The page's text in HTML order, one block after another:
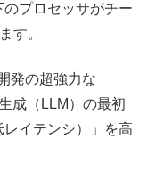
プロセッサがチー
す。
発の超強力な
成（LLM）の最初
イテンシ）」を高